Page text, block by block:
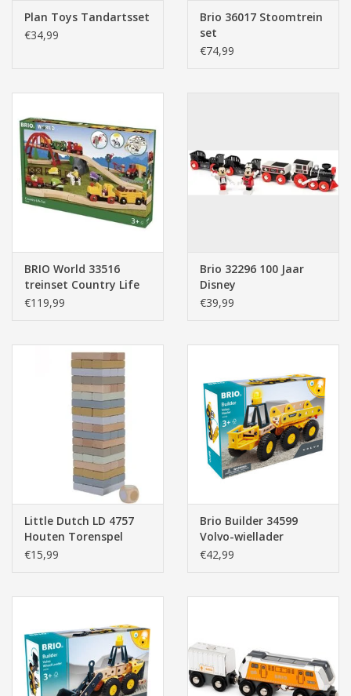
Plan Toys Tandartsset
€34,99
Brio 36017 Stoomtrein
set
€74,99
BRIO World 33516
treinset Country Life
Set
€119,99
Brio 32296 100 Jaar
Disney
Verjaardagstrein
€39,99
Little Dutch LD 4757
Houten Torenspel
€15,99
Brio Builder 34599
Volvo-wiellader
€42,99